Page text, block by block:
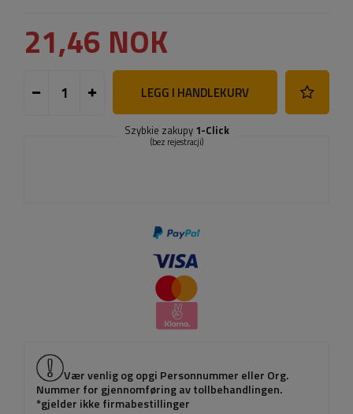
21,46 NOK
LEGG I HANDLEKURV
Szybkie zakupy 1-Click
(bez rejestracji)
Vær venlig og opgi Personnummer eller Org.
Nummer for gjennomføring av tollbehandlingen.
*gjelder ikke firmabestillinger